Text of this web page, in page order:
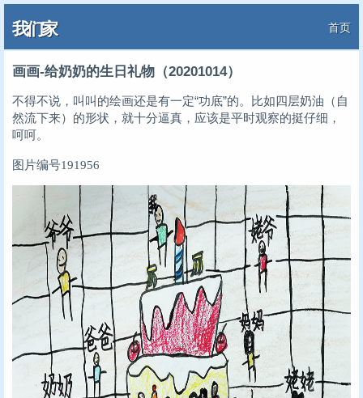
我们家 首页
画画-给奶奶的生日礼物（20201014）
不得不说，叫叫的绘画还是有一定“功底”的。比如四层奶油（自
然流下来）的形状，就十分逼真，应该是平时观察的挺仔细，
呵呵。
图片编号191956